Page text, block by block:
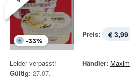
-33%
Preis: € 3,99
Leider verpasst!
Gültig: 27.07. -
Händler: